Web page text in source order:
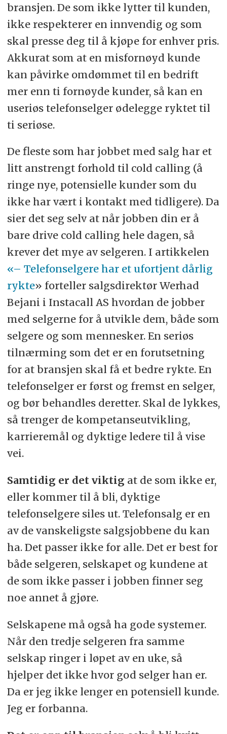
bransjen. De som ikke lytter til kunden,
ikke respekterer en innvendig og som
skal presse deg til å kjøpe for enhver pris.
Akkurat som at en misfornøyd kunde
kan påvirke omdømmet til en bedrift
mer enn ti fornøyde kunder, så kan en
useriøs telefonselger ødelegge ryktet til
ti seriøse.
De fleste som har jobbet med salg har et
litt anstrengt forhold til cold calling (å
ringe nye, potensielle kunder som du
ikke har vært i kontakt med tidligere). Da
sier det seg selv at når jobben din er å
bare drive cold calling hele dagen, så
krever det mye av selgeren. I artikkelen
«– Telefonselgere har et ufortjent dårlig
rykte» forteller salgsdirektør Werhad
Bejani i Instacall AS hvordan de jobber
med selgerne for å utvikle dem, både som
selgere og som mennesker. En seriøs
tilnærming som det er en forutsetning
for at bransjen skal få et bedre rykte. En
telefonselger er først og fremst en selger,
og bør behandles deretter. Skal de lykkes,
så trenger de kompetanseutvikling,
karrieremål og dyktige ledere til å vise
vei.
Samtidig er det viktig at de som ikke er,
eller kommer til å bli, dyktige
telefonselgere siles ut. Telefonsalg er en
av de vanskeligste salgsjobbene du kan
ha. Det passer ikke for alle. Det er best for
både selgeren, selskapet og kundene at
de som ikke passer i jobben finner seg
noe annet å gjøre.
Selskapene må også ha gode systemer.
Når den tredje selgeren fra samme
selskap ringer i løpet av en uke, så
hjelper det ikke hvor god selger han er.
Da er jeg ikke lenger en potensiell kunde.
Jeg er forbanna.